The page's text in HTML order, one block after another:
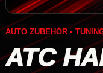
AUTO ZUBEHÖR •
ATC